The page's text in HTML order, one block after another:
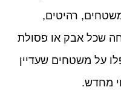
רהיטים,
שכל אבק או פסולת
על משטחים שעדיין
מחדש.